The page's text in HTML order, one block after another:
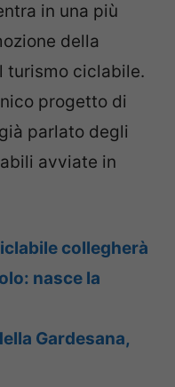
in una più
della
turismo ciclabile.
progetto di
parlato degli
avviate in
collegherà
nasce la
Gardesana,